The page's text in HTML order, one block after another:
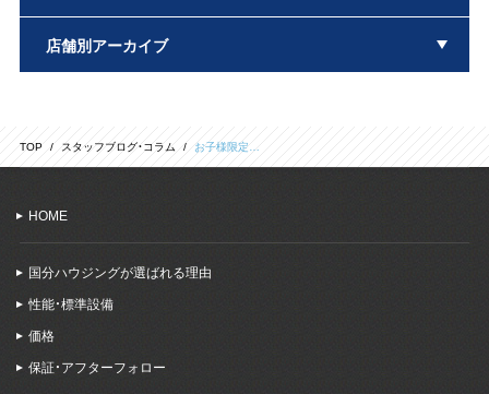
TOP スタッフブログ・コラム お子様限定…
店舗別アーカイブ
HOME
国分ハウジングが選ばれる理由
性能・標準設備
価格
保証・アフターフォロー